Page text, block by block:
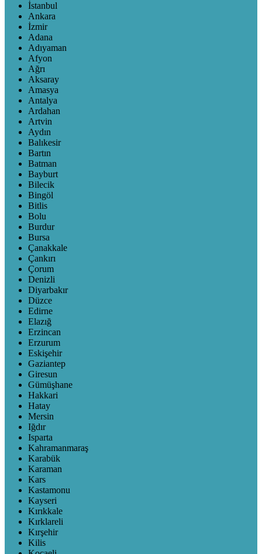
İstanbul
Ankara
İzmir
Adana
Adıyaman
Afyon
Ağrı
Aksaray
Amasya
Antalya
Ardahan
Artvin
Aydın
Balıkesir
Bartın
Batman
Bayburt
Bilecik
Bingöl
Bitlis
Bolu
Burdur
Bursa
Çanakkale
Çankırı
Çorum
Denizli
Diyarbakır
Düzce
Edirne
Elazığ
Erzincan
Erzurum
Eskişehir
Gaziantep
Giresun
Gümüşhane
Hakkari
Hatay
Mersin
Iğdır
Isparta
Kahramanmaraş
Karabük
Karaman
Kars
Kastamonu
Kayseri
Kırıkkale
Kırklareli
Kırşehir
Kilis